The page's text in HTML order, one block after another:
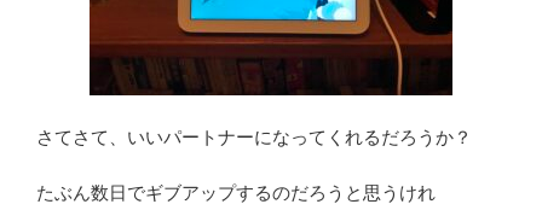
さてさて、いいパートナーになってくれるだろうか？
たぶん数日でギブアップするのだろうと思うけれ